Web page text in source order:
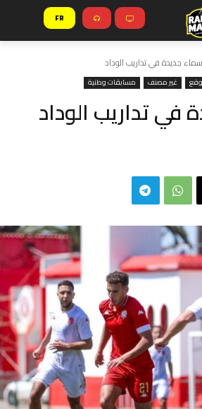
FR
جديدة في تداريب الوداد
غير مصنف مسابقات وطنية
في تداريب الوداد